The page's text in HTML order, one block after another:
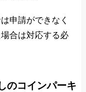
申請ができなく
合は対応する必
のコインパーキ